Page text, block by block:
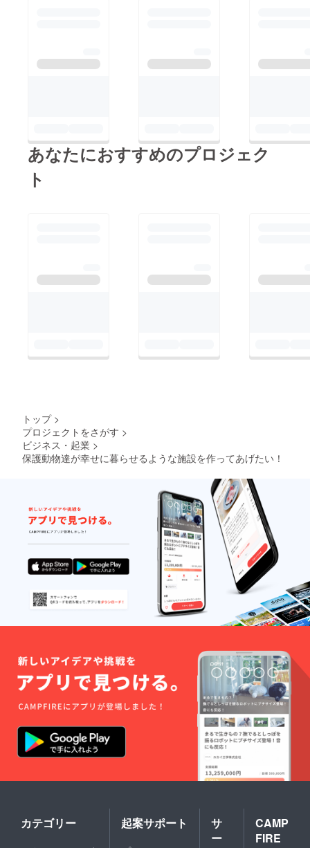
あなたにおすすめのプロジェク
ト
トップ >
プロジェクトをさがす >
ビジネス・起業 >
保護動物達が幸せに暮らせるような施設を作ってあげたい！
カテゴリー 起案サポート
サ
ー
CAMP
FIRE